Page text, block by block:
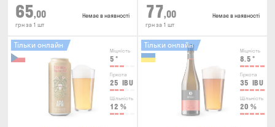
65,00
грн за 1 шт
Немає в наявності 77,00
грн за 1 шт
Немає в наявності
Міцність
5 °
Гіркота
25 IBU
Щільність
12 %
Тільки онлайн
Міцність
8.5 °
Гіркота
35 IBU
Щільність
20 %
Тільки онлайн